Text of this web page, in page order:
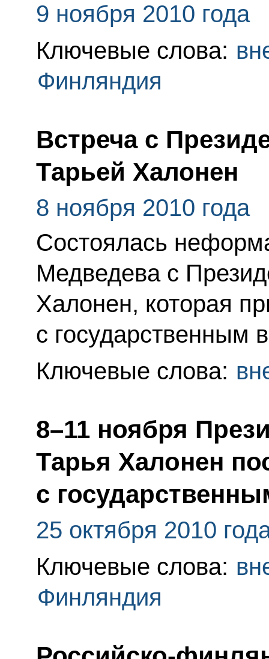
9 ноября 2010 года
Ключевые слова:
Финляндия
Встреча с
Тарьей Халонен
8 ноября 2010 года
Состоялась
Медведева с
Халонен, которая
с государственным
Ключевые слова:
8–11 ноября
Тарья Халонен
с
25 октября 2010
Ключевые слова:
Финляндия